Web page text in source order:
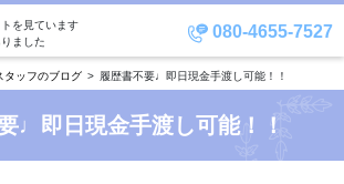
080-4655-7527
を見ています
ました
タッフのブログ 履歴書不要♩即日現金手渡し可能！！
♩即日現金手渡し可能！！